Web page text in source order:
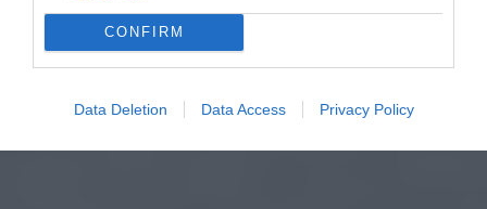
CONFIRM
Data Deletion Data Access Privacy Policy